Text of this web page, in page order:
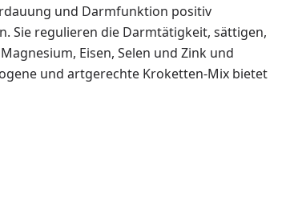
und Darmfunktion positiv
Sie regulieren die Darmtätigkeit, sättigen,
Eisen, Selen und Zink und
und artgerechte Kroketten-Mix bietet